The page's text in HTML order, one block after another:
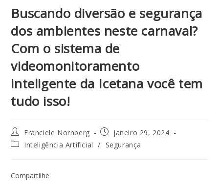
Buscando diversão e segurança
dos ambientes neste carnaval?
Com o sistema de
videomonitoramento
inteligente da Icetana você tem
tudo isso!
Franciele Nornberg
janeiro 29, 2024
Inteligência Artificial
/ Segurança
Compartilhe